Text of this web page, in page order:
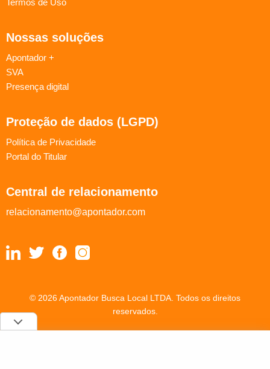
Termos de Uso
Nossas soluções
Apontador +
SVA
Presença digital
Proteção de dados (LGPD)
Política de Privacidade
Portal do Titular
Central de relacionamento
relacionamento@apontador.com
© 2026 Apontador Busca Local LTDA. Todos os direitos
reservados.